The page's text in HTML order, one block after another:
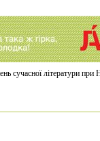
сучасної літератури